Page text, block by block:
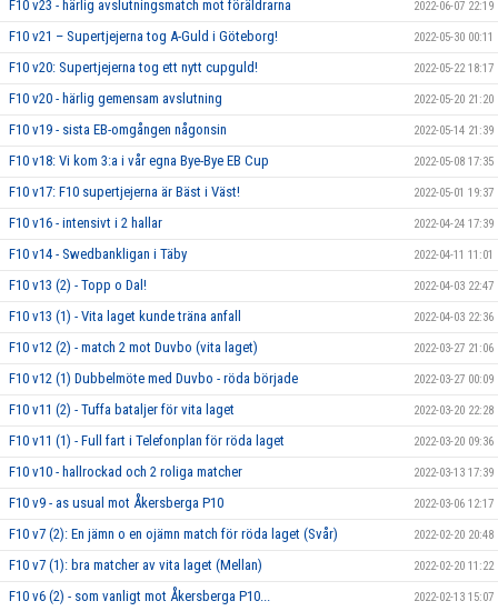
F10 v23 - härlig avslutningsmatch mot föräldrarna 2022-06-07 22:19
F10 v21 – Supertjejerna tog A-Guld i Göteborg! 2022-05-30 00:11
F10 v20: Supertjejerna tog ett nytt cupguld! 2022-05-22 18:17
F10 v20 - härlig gemensam avslutning 2022-05-20 21:20
F10 v19 - sista EB-omgången någonsin 2022-05-14 21:39
F10 v18: Vi kom 3:a i vår egna Bye-Bye EB Cup 2022-05-08 17:35
F10 v17: F10 supertjejerna är Bäst i Väst! 2022-05-01 19:37
F10 v16 - intensivt i 2 hallar 2022-04-24 17:39
F10 v14 - Swedbankligan i Täby 2022-04-11 11:01
F10 v13 (2) - Topp o Dal! 2022-04-03 22:47
F10 v13 (1) - Vita laget kunde träna anfall 2022-04-03 22:36
F10 v12 (2) - match 2 mot Duvbo (vita laget) 2022-03-27 21:06
F10 v12 (1) Dubbelmöte med Duvbo - röda började 2022-03-27 00:09
F10 v11 (2) - Tuffa bataljer för vita laget 2022-03-20 22:28
F10 v11 (1) - Full fart i Telefonplan för röda laget 2022-03-20 09:36
F10 v10 - hallrockad och 2 roliga matcher 2022-03-13 17:39
F10 v9 - as usual mot Åkersberga P10 2022-03-06 12:17
F10 v7 (2): En jämn o en ojämn match för röda laget (Svår) 2022-02-20 20:48
F10 v7 (1): bra matcher av vita laget (Mellan) 2022-02-20 11:22
F10 v6 (2) - som vanligt mot Åkersberga P10... 2022-02-13 15:07